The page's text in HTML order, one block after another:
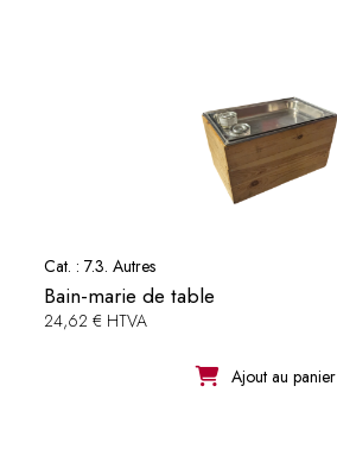
Cat. : 7.3. Autres
Bain-marie de table
24,62 € HTVA
Ajout au panier